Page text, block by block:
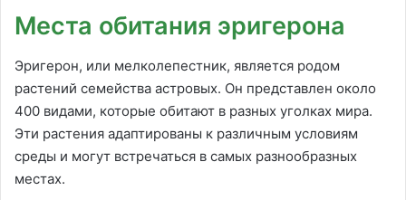
Места обитания эригерона
Эригерон, или мелколепестник, является родом
растений семейства астровых. Он представлен около
400 видами, которые обитают в разных уголках мира.
Эти растения адаптированы к различным условиям
среды и могут встречаться в самых разнообразных
местах.